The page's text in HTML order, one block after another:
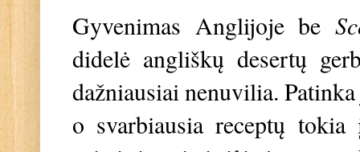
Gyvenimas Anglijoje be
didelė angliškų desertų
dažniausiai nenuvilia.
o svarbiausia receptų